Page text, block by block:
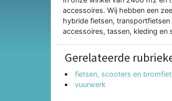
accessoires. Wij hebben een
hybride fietsen,
accessoires, tassen, kleding en
Gerelateerde
fietsen, scooters en
vuurwerk